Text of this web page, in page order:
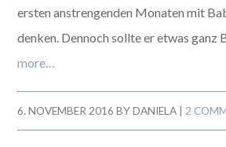
ersten anstrengenden Monaten mit
denken. Dennoch sollte er etwas ganz
more…
6. NOVEMBER 2016 BYDANIELA 2